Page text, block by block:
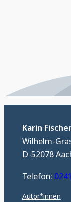
Karin
Wilhelm-
D-52078
Telefon:
Autor*innen